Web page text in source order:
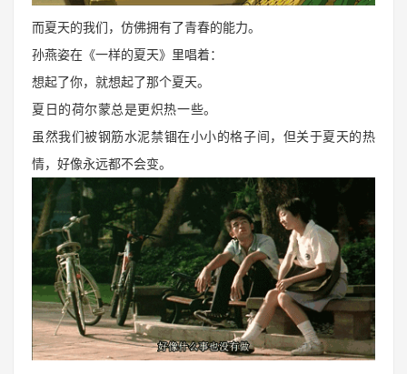
而夏天的我们，仿佛拥有了青春的能力。
孙燕姿在《一样的夏天》里唱着：
想起了你，就想起了那个夏天。
夏日的荷尔蒙总是更炽热一些。
虽然我们被钢筋水泥禁锢在小小的格子间，但关于夏天的热
情，好像永远都不会变。